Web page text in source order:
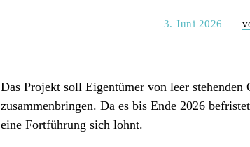
3. Juni 2026
Das Projekt soll Eigentümer von leer stehenden
zusammenbringen. Da es bis Ende 2026
eine Fortführung sich lohnt.